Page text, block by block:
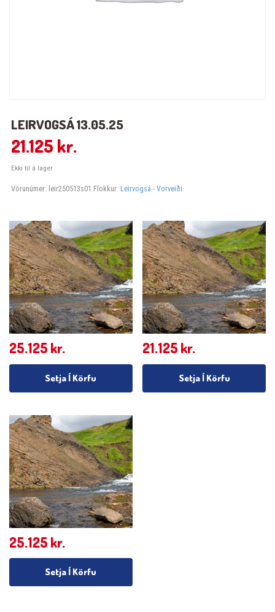
LEIRVOGSÁ 13.05.25
21.125 kr.
Ekki til á lager
Vörunúmer: leir250513s01 Flokkur: Leirvogsá - Vorveiði
25.125 kr.
Setja Í Körfu
21.125 kr.
Setja Í Körfu
25.125 kr.
Setja Í Körfu